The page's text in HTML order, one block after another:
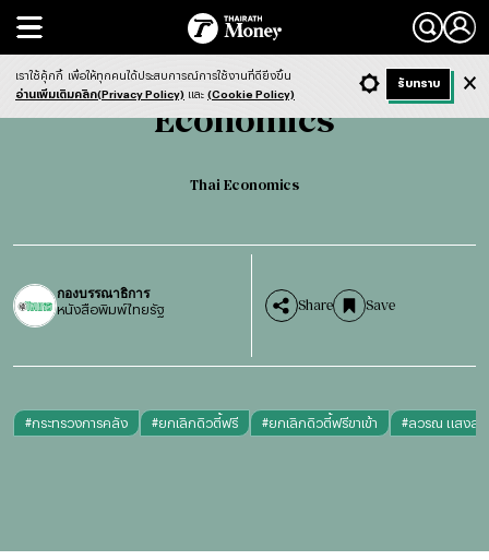
Search
Economics Thai Economics
Economics
Thai Economics
กองบรรณาธิการ
หนังสือพิมพ์ไทยรัฐ Share Save
#กระทรวงการคลัง #ยกเลิกดิวตี้ฟรี #ยกเลิกดิวตี้ฟรีขาเข้า #ลวรณ แสงส
- ก + ก Dark ฟังข่าว
เราใช้คุ้กกี้ เพื่อให้ทุกคนได้ประสบการณ์การใช้งานที่ดียิ่งขึ้น
อ่านเพิ่มเติมคลิก(Privacy Policy) และ (Cookie Policy)
รับทราบ